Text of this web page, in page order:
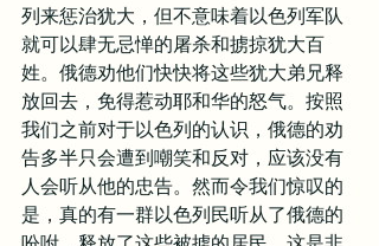
列来惩治犹大，但不意味着以色列军队
就可以肆无忌惮的屠杀和掳掠犹大百
姓。俄德劝他们快快将这些犹大弟兄释
放回去，免得惹动耶和华的怒气。按照
我们之前对于以色列的认识，俄德的劝
告多半只会遭到嘲笑和反对，应该没有
人会听从他的忠告。然而令我们惊叹的
是，真的有一群以色列民听从了俄德的